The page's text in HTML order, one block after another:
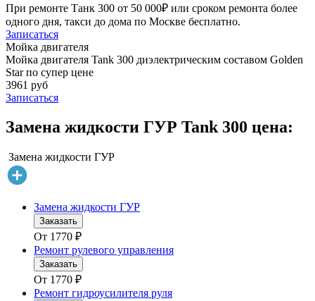
При ремонте Танк 300 от 50 000₽ или сроком ремонта более
одного дня, такси до дома по Москве бесплатно.
Записаться
Мойка двигателя
Мойка двигателя Tank 300 диэлектрическим составом Golden
Star по супер цене
3961 руб
Записаться
Замена жидкости ГУР Tank 300 цена:
Замена жидкости ГУР
Замена жидкости ГУР
Заказать
От 1770 ₽
Ремонт рулевого управления
Заказать
От 1770 ₽
Ремонт гидроусилителя руля